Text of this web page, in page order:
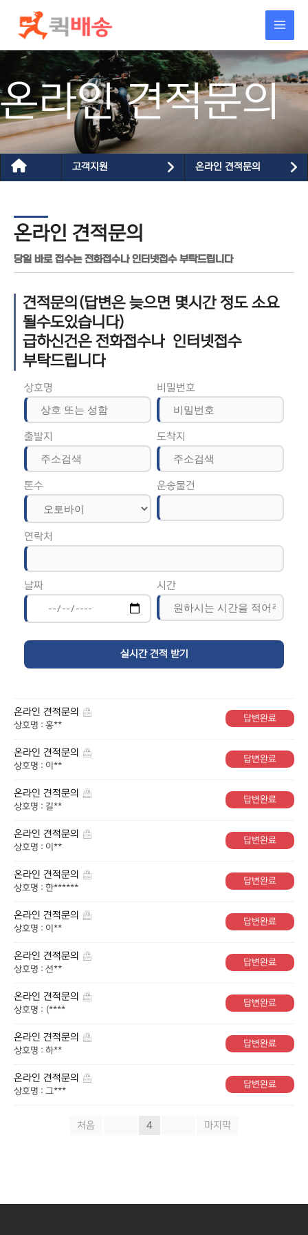
건너뛰기
온라인 견적문의
고객지원 온라인 견적문의
온라인 견적문의
당일 바로 접수는 전화접수나 인터넷접수 부탁드립니다
견적문의(답변은 늦으면 몇시간 정도 소요
될수도있습니다)
급하신건은 전화접수나 인터넷접수
부탁드립니다
상호명 비밀번호
출발지 도착지
톤수 운송물건
연락처
날짜 시간
온라인 견적문의
상호명 : 홍**
답변완료
온라인 견적문의
상호명 : 이**
답변완료
온라인 견적문의
상호명 : 길**
답변완료
온라인 견적문의
상호명 : 이**
답변완료
온라인 견적문의
상호명 : 한******
답변완료
온라인 견적문의
상호명 : 이**
답변완료
온라인 견적문의
상호명 : 선**
답변완료
온라인 견적문의
상호명 : (****
답변완료
온라인 견적문의
상호명 : 하**
답변완료
온라인 견적문의
상호명 : 그***
답변완료
처음 4 마지막